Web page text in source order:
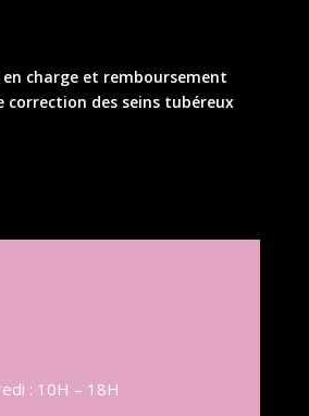
en charge et remboursement
correction des seins tubéreux
: 10H – 18H